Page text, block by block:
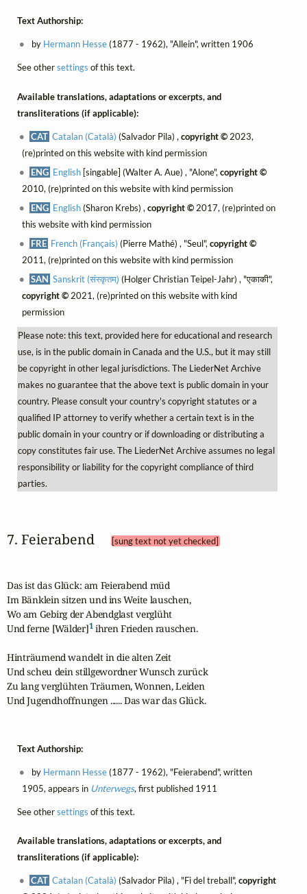
Text Authorship:
by Hermann Hesse(1877 - 1962), "Allein", written 1906
See othersettings of this text.
Available translations, adaptations or excerpts, and
transliterations (if applicable):
CAT Catalan (Català) (Salvador Pila) ,copyright © 2023,
(re)printed on this website with kind permission
ENG English [singable] (Walter A. Aue) , "Alone",copyright ©
2010, (re)printed on this website with kind permission
ENG English(Sharon Krebs) ,copyright © 2017, (re)printed on
this website with kind permission
FRE French (Français) (Pierre Mathé) , "Seul",copyright ©
2011, (re)printed on this website with kind permission
SAN Sanskrit (संस्कृतम्) (Holger Christian Teipel-Jahr) , "एकाकी",
copyright ©2021, (re)printed on this website with kind
permission
Please note: this text, provided here for educational and research
use, is in the public domain in Canada and the U.S., but it may still
be copyright in other legal jurisdictions. The LiederNet Archive
makes no guarantee that the above text is public domain in your
country. Please consult your country's copyright statutes or a
qualified IP attorney to verify whether a certain text is in the
public domain in your country or if downloading or distributing a
copy constitutes fair use. The LiederNet Archive assumes no legal
responsibility or liability for the copyright compliance of third
parties.
7. Feierabend [sung text not yet checked]
Das ist das Glück: am Feierabend müd
Im Bänklein sitzen und ins Weite lauschen,
Wo am Gebirg der Abendglast verglüht
Und ferne [Wälder]1 ihren Frieden rauschen.
Hinträumend wandelt in die alten Zeit
Und scheu dein stillgewordner Wunsch zurück
Zu lang verglühten Träumen, Wonnen, Leiden
Und Jugendhoffnungen ...... Das war das Glück.
Text Authorship:
by Hermann Hesse(1877 - 1962), "Feierabend", written
1905, appears in Unterwegs, first published 1911
See othersettings of this text.
Available translations, adaptations or excerpts, and
transliterations (if applicable):
CAT Catalan (Català) (Salvador Pila) , "Fi del treball",copyright